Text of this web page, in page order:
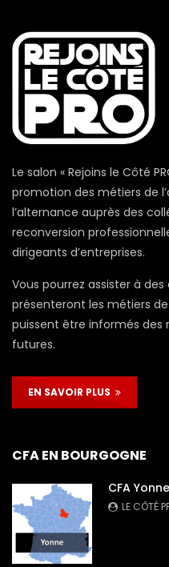
Le salon « Rejoins le Côté
promotion des métiers de
l’alternance auprès des
reconversion
dirigeants d’entreprises.
Vous pourrez assister à
présenteront les métiers
puissent être informés des
futures.
EN SAVOIR PLUS
CFA EN BOURGOGNE
CFA
LE CÔTÉ